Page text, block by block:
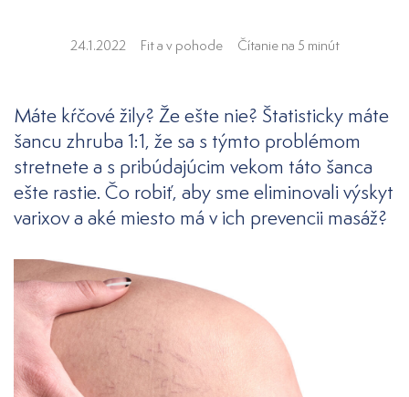
24.1.2022 Fit a v pohode Čítanie na 5 minút
Máte kŕčové žily? Že ešte nie? Štatisticky máte
šancu zhruba 1:1, že sa s týmto problémom
stretnete a s pribúdajúcim vekom táto šanca
ešte rastie. Čo robiť, aby sme eliminovali výskyt
varixov a aké miesto má v ich prevencii masáž?